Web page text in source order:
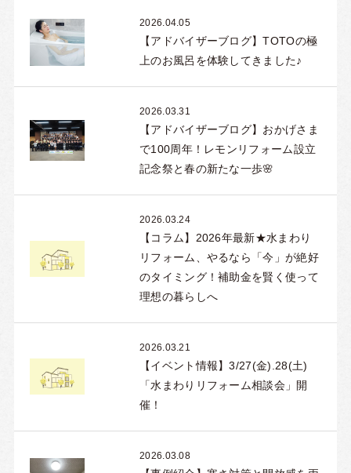
2026.04.05
【アドバイザーブログ】TOTOの極
上のお風呂を体験してきました♪
2026.03.31
【アドバイザーブログ】おかげさま
で100周年！レモンリフォーム設立
記念祭と春の新たな一歩🌸
2026.03.24
【コラム】2026年最新★水まわり
リフォーム、やるなら「今」が絶好
のタイミング！補助金を賢く使って
理想の暮らしへ
2026.03.21
【イベント情報】3/27(金).28(土)
「水まわりリフォーム相談会」開
催！
2026.03.08